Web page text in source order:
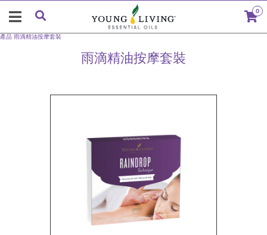
0
雨滴精油按摩套裝
產品 雨滴精油按摩套裝